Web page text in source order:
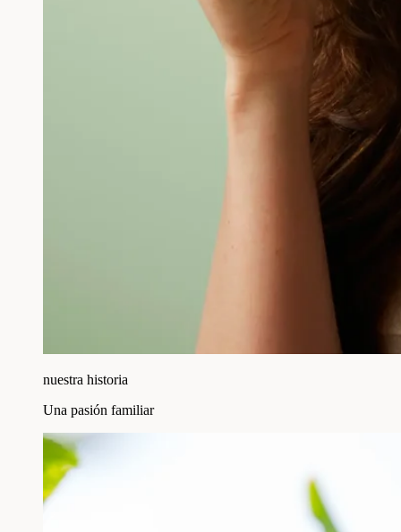
nuestra historia
Una pasión familiar